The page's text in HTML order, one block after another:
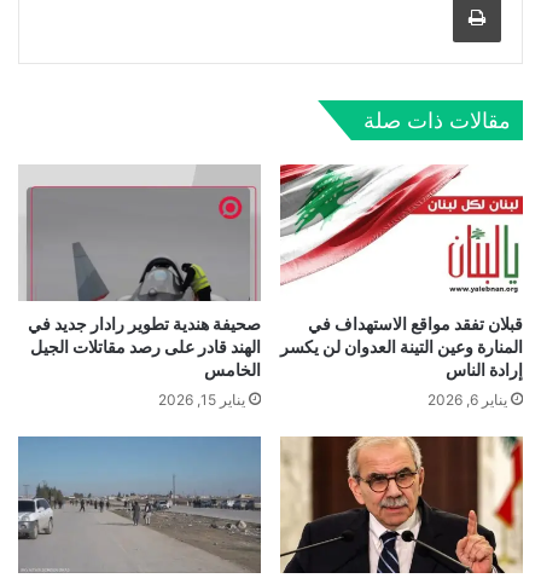
مقالات ذات صلة
قبلان تفقد مواقع الاستهداف في
المنارة وعين التينة العدوان لن يكسر
إرادة الناس
يناير 6, 2026
صحيفة هندية تطوير رادار جديد في
الهند قادر على رصد مقاتلات الجيل
الخامس
يناير 15, 2026